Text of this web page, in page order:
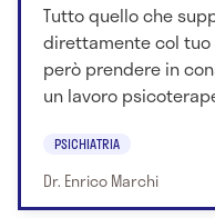
Tutto quello che
direttamente col
però prendere in
un lavoro
PSICHIATRIA
Dr. Enrico Marchi